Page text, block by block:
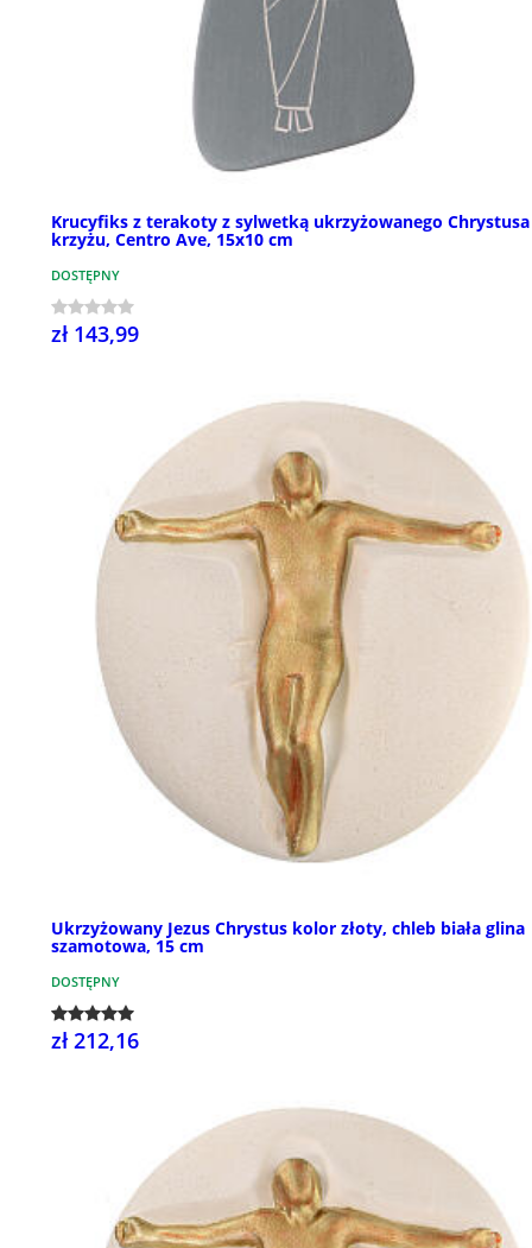
Krucyfiks z terakoty z sylwetką ukrzyżowanego
krzyżu, Centro Ave, 15x10 cm
DOSTĘPNY
zł 143,99
Ukrzyżowany Jezus Chrystus kolor złoty, chleb biała glina
szamotowa, 15 cm
DOSTĘPNY
zł 212,16